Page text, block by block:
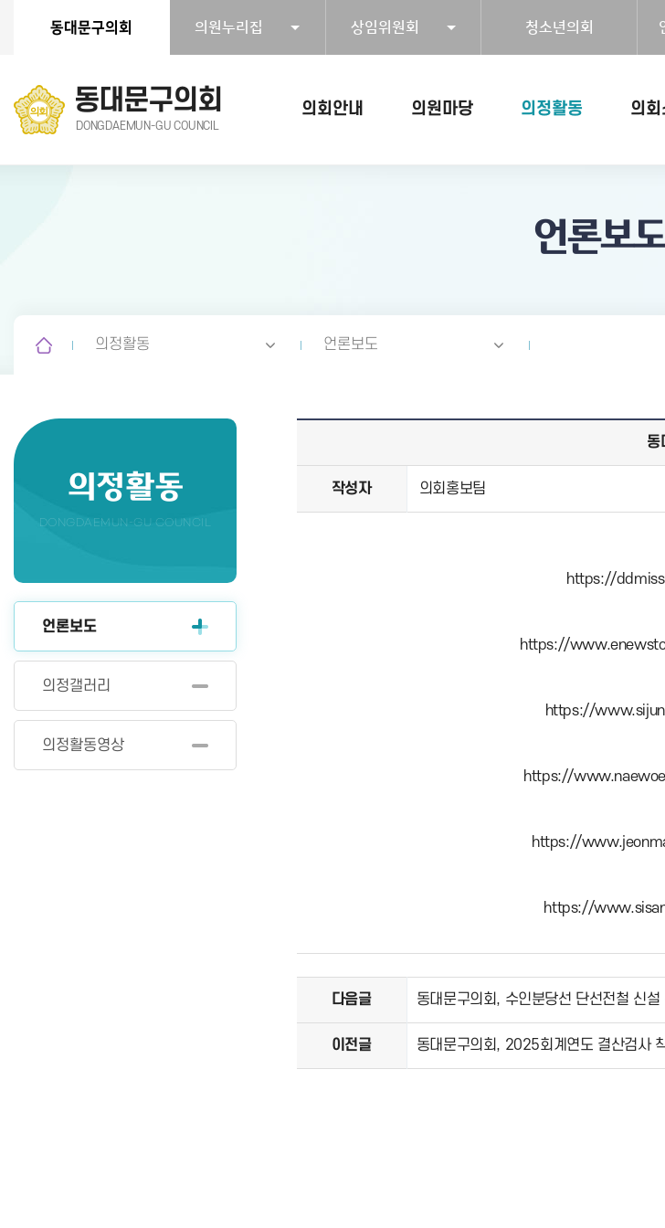
동대문구의회
의원누리집 상임위원회 청소년의회
동대문구의회
DONGDAEMUN-GU COUNCIL
의회안내 의원마당 의정활동 의
언론보도
의정활동 언론보도
의정활동
DONGDAEMUN-GU COUNCIL
언론보도
의정갤러리
의정활동영상
동
작성자 의회홍보팀
https://
https://
https://
https://
https://
https://
다음글 동대문구의회, 수인분당선 단선전철 신설
이전글 동대문구의회, 2025회계연도 결산검사